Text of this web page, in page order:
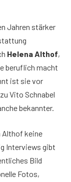
Jahren stärker
Helena Althof,
beruflich macht
ist sie vor
Vito Schnabel
bekannter.
Althof keine
Interviews gibt
Bild
Fotos,